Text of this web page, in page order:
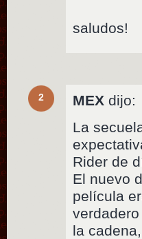
saludos!
2 MEX dijo:
La
Rider de
El nuevo
película
la